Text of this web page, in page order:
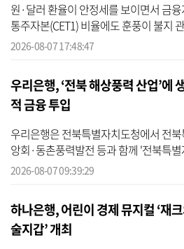
원·달러 환율이 안정세를 보이면서 금
통주자본(CET1) 비율에도 훈풍이 불지
면 CET1 비율이 개선되는 효과가 기대되
2026-08-07 17:48:47
우리은행, ‘전북 해상풍력 산업’에
적 금융 투입
우리은행은 전북특별자치도청에서 전
앙회·동촌풍력발전 등과 함께 '전북특
활용한 지역산업 발전 협약(MOU)'을 체
2026-08-07 09:39:29
하나은행, 어린이 경제 뮤지컬 ‘재
술지갑’ 개최